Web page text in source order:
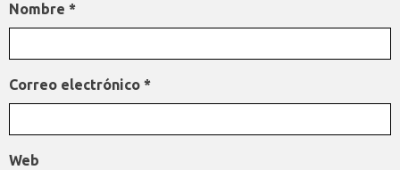
Nombre *
Correo electrónico *
Web